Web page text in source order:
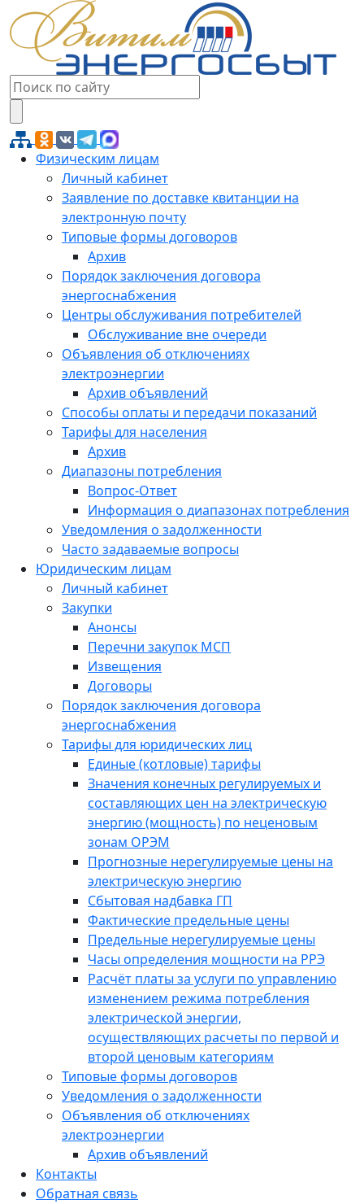
Физическим лицам
Личный кабинет
Заявление по доставке квитанции на
электронную почту
Типовые формы договоров
Архив
Порядок заключения договора
энергоснабжения
Центры обслуживания потребителей
Обслуживание вне очереди
Объявления об отключениях
электроэнергии
Архив объявлений
Способы оплаты и передачи показаний
Тарифы для населения
Архив
Диапазоны потребления
Вопрос-Ответ
Информация о диапазонах потребления
Уведомления о задолженности
Часто задаваемые вопросы
Юридическим лицам
Личный кабинет
Закупки
Анонсы
Перечни закупок МСП
Извещения
Договоры
Порядок заключения договора
энергоснабжения
Тарифы для юридических лиц
Единые (котловые) тарифы
Значения конечных регулируемых и
составляющих цен на электрическую
энергию (мощность) по неценовым
зонам ОРЭМ
Прогнозные нерегулируемые цены на
электрическую энергию
Сбытовая надбавка ГП
Фактические предельные цены
Предельные нерегулируемые цены
Часы определения мощности на РРЭ
Расчёт платы за услуги по управлению
изменением режима потребления
электрической энергии,
осуществляющих расчеты по первой и
второй ценовым категориям
Типовые формы договоров
Уведомления о задолженности
Объявления об отключениях
электроэнергии
Архив объявлений
Контакты
Обратная связь